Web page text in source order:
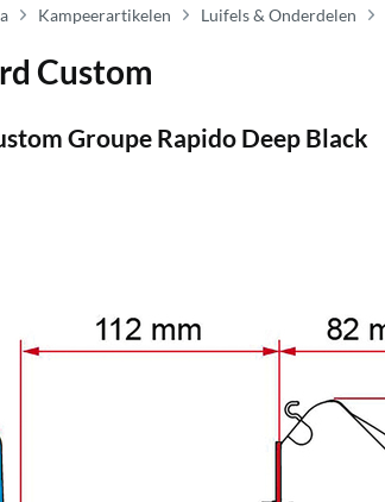
Kampeerartikelen Luifels & Onderdelen
Custom
Groupe Rapido Deep Black